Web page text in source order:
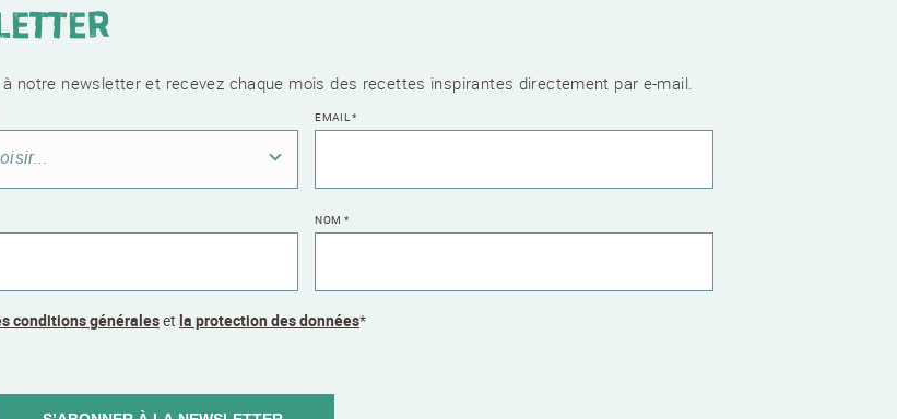
notre newsletter et recevez chaque mois des recettes inspirantes directement par e-mail.
EMAIL*
NOM *
conditions généraleset la protection des données*